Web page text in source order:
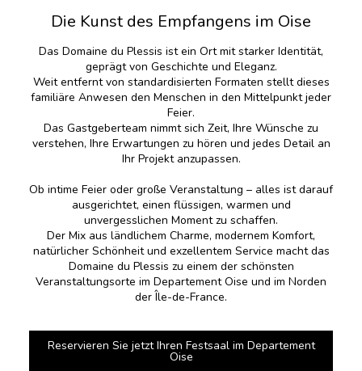
Die Kunst des Empfangens im Oise
Das Domaine du Plessis ist ein Ort mit starker Identität,
geprägt von Geschichte und Eleganz.
Weit entfernt von standardisierten Formaten stellt dieses
familiäre Anwesen den Menschen in den Mittelpunkt jeder
Feier.
Das Gastgeberteam nimmt sich Zeit, Ihre Wünsche zu
verstehen, Ihre Erwartungen zu hören und jedes Detail an
Ihr Projekt anzupassen.
Ob intime Feier oder große Veranstaltung – alles ist darauf
ausgerichtet, einen flüssigen, warmen und
unvergesslichen Moment zu schaffen.
Der Mix aus ländlichem Charme, modernem Komfort,
natürlicher Schönheit und exzellentem Service macht das
Domaine du Plessis zu einem der schönsten
Veranstaltungsorte im Departement Oise und im Norden
der Île-de-France.
Reservieren Sie jetzt Ihren Festsaal im Departement
Oise